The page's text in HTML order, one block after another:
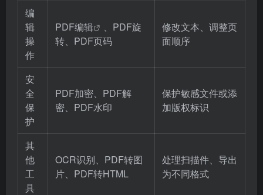
编
辑
操
作
PDF编辑
、PDF旋
转、PDF页码
修改文本、调整页
面顺序
安
全
保
护
PDF加密、PDF解
密、PDF水印
保护敏感文件或添
加版权标识
其
他
工
具
OCR识别、PDF转图
片、PDF转HTML
处理扫描件、导出
为不同格式